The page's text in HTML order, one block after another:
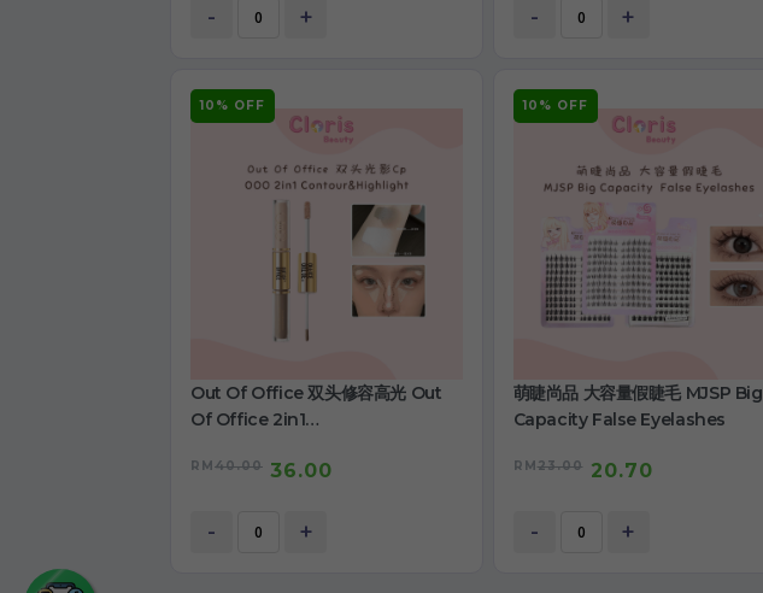
- + - +
10% OFF
Out Of Office 双头修容高光 Out
Of Office 2in1
RM 40.00 36.00
- +
10% OFF
萌睫尚品 大容量假睫毛 MJSP Big
Capacity False Eyelashes
RM 23.00 20.70
- +